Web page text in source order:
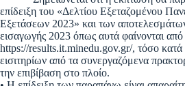
επίδειξη του «Δελτίου Εξεταζομένου
Εξετάσεων 2023» και των
εισαγωγής 2023 όπως αυτά φαίνονται από
https://results.it.minedu.gov.gr/, τόσο
εισιτηρίων από τα συνεργαζόμενα
την επιβίβαση στο πλοίο.